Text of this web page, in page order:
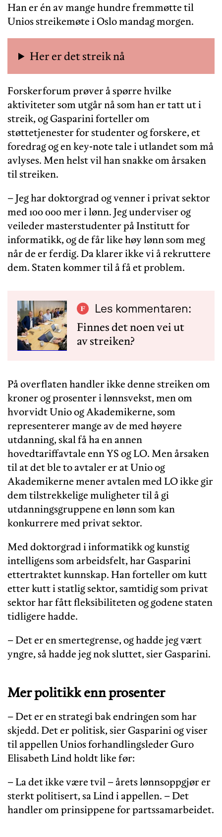
Han er én av mange hundre fremmøtte til
Unios streikemøte i Oslo mandag morgen.
Her er det streik nå
Forskerforum prøver å spørre hvilke
aktiviteter som utgår nå som han er tatt ut i
streik, og Gasparini forteller om
støttetjenester for studenter og forskere, et
foredrag og en key-note tale i utlandet som må
avlyses. Men helst vil han snakke om årsaken
til streiken.
– Jeg har doktorgrad og venner i privat sektor
med 100 000 mer i lønn. Jeg underviser og
veileder masterstudenter på Institutt for
informatikk, og de får like høy lønn som meg
når de er ferdig. Da klarer ikke vi å rekruttere
dem. Staten kommer til å få et problem.
Les kommentaren:
Finnes det noen vei ut
av streiken?
På overflaten handler ikke denne streiken om
kroner og prosenter i lønnsvekst, men om
hvorvidt Unio og Akademikerne, som
representerer mange av de med høyere
utdanning, skal få ha en annen
hovedtariffavtale enn YS og LO. Men årsaken
til at det ble to avtaler er at Unio og
Akademikerne mener avtalen med LO ikke gir
dem tilstrekkelige muligheter til å gi
utdanningsgruppene en lønn som kan
konkurrere med privat sektor.
Med doktorgrad i informatikk og kunstig
intelligens som arbeidsfelt, har Gasparini
ettertraktet kunnskap. Han forteller om kutt
etter kutt i statlig sektor, samtidig som privat
sektor har fått fleksibiliteten og godene staten
tidligere hadde.
– Det er en smertegrense, og hadde jeg vært
yngre, så hadde jeg nok sluttet, sier Gasparini.
Mer politikk enn prosenter
– Det er en strategi bak endringen som har
skjedd. Det er politisk, sier Gasparini og viser
til appellen Unios forhandlingsleder Guro
Elisabeth Lind holdt like før:
– La det ikke være tvil – årets lønnsoppgjør er
sterkt politisert, sa Lind i appellen. – Det
handler om prinsippene for partssamarbeidet.